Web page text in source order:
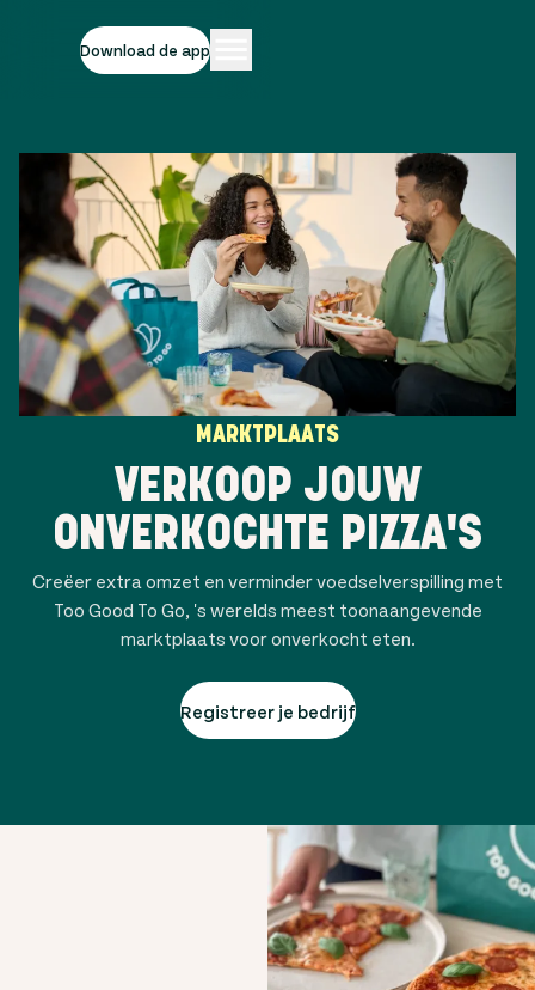
Download de app
MARKTPLAATS
VERKOOP JOUW
ONVERKOCHTE PIZZA'S
Creëer extra omzet en verminder voedselverspilling met
Too Good To Go, 's werelds meest toonaangevende
marktplaats voor onverkocht eten.
Registreer je bedrijf